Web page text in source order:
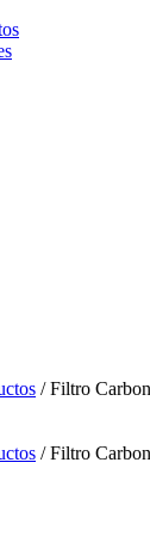
/ Filtro
/ Filtro